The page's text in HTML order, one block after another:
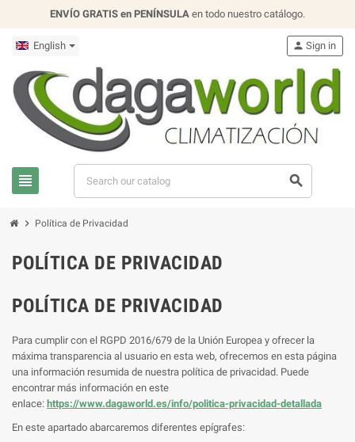
ENVÍO GRATIS en PENÍNSULA en todo nuestro catálogo.
English
view_headline search
person Sign in
chevron_right Política de Privacidad
POLÍTICA DE PRIVACIDAD
POLÍTICA DE PRIVACIDAD
Para cumplir con el RGPD 2016/679 de la Unión Europea y ofrecer la
máxima transparencia al usuario en esta web, ofrecemos en esta página
una información resumida de nuestra política de privacidad. Puede
encontrar más información en este
enlace: https://www.dagaworld.es/info/politica-privacidad-detallada
En este apartado abarcaremos diferentes epígrafes: